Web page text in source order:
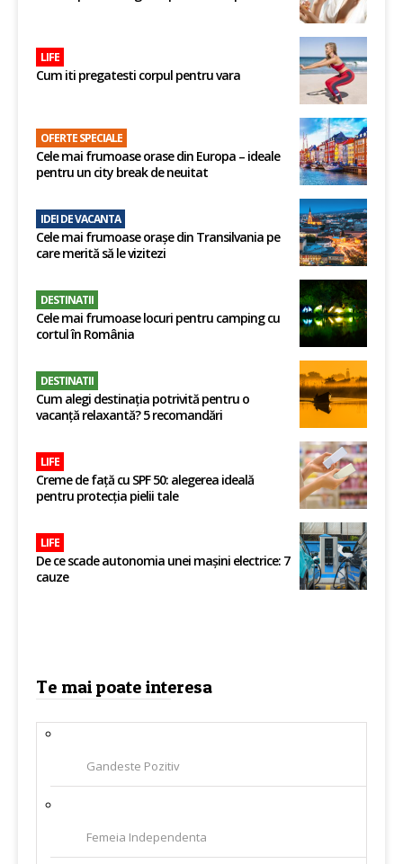
LIFE
Cum iti pregatesti corpul pentru vara
OFERTE SPECIALE
Cele mai frumoase orase din Europa – ideale
pentru un city break de neuitat
IDEI DE VACANTA
Cele mai frumoase orașe din Transilvania pe
care merită să le vizitezi
DESTINATII
Cele mai frumoase locuri pentru camping cu
cortul în România
DESTINATII
Cum alegi destinația potrivită pentru o
vacanță relaxantă? 5 recomandări
LIFE
Creme de față cu SPF 50: alegerea ideală
pentru protecția pielii tale
LIFE
De ce scade autonomia unei mașini electrice: 7
cauze
Te mai poate interesa
Gandeste Pozitiv
Femeia Independenta